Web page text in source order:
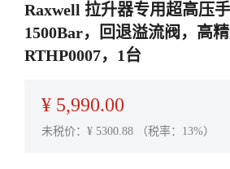
Raxwell 拉升器专用超高压手
1500Bar，回退溢流阀，高精
RTHP0007，1台
¥ 5,990.00
未税价：¥ 5300.88 （税率：13%）